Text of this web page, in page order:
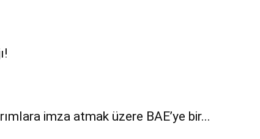
imza atmak üzere BAE’ye bir...